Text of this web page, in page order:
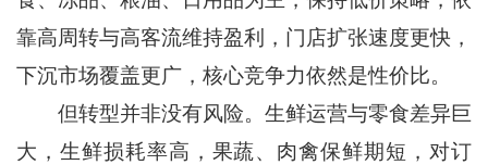
靠高周转与高客流维持盈利，门店扩张速度更快，
下沉市场覆盖更广，核心竞争力依然是性价比。
但转型并非没有风险。生鲜运营与零食差异巨
大，生鲜损耗率高，果蔬、肉禽保鲜期短，对订